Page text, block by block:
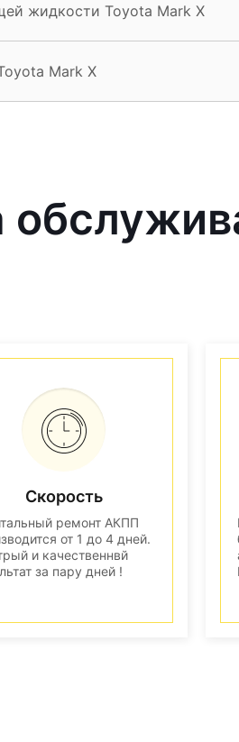
жидкости Toyota Mark X
Mark X
Скорость
ремонт АКПП
от 1 до 4 дней.
и качественнвй
за пару дней !